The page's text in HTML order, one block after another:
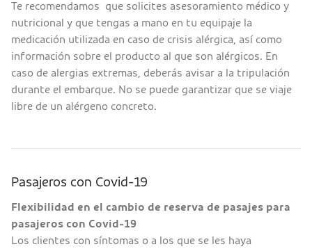
Te recomendamos que solicites asesoramiento médico y
nutricional y que tengas a mano en tu equipaje la
medicación utilizada en caso de crisis alérgica, así como
información sobre el producto al que son alérgicos. En
caso de alergias extremas, deberás avisar a la tripulación
durante el embarque. No se puede garantizar que se viaje
libre de un alérgeno concreto.
Pasajeros con Covid-19
Flexibilidad en el cambio de reserva de pasajes para
pasajeros con Covid-19
Los clientes con síntomas o a los que se les haya